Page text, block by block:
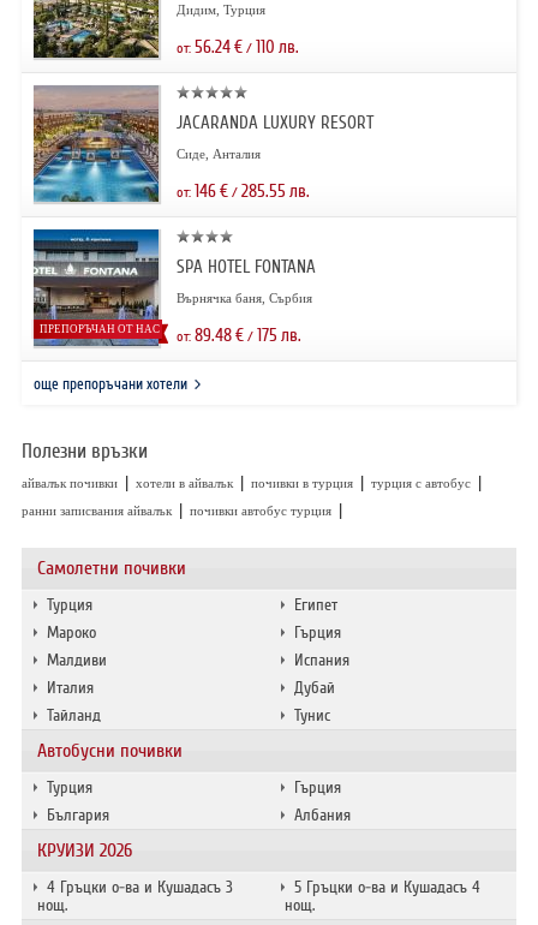
Самолетни почивки
Турция
Египет
Мароко
Гърция
Малдиви
Испания
Италия
Дубай
Тайланд
Тунис
Автобусни почивки
Турция
Гърция
България
Албания
КРУИЗИ 2026
4 Гръцки о-ва и Кушадасъ 3
нощ.
5 Гръцки о-ва и Кушадасъ 4
нощ.
Дидим, Турция
от: 56.24€/ 110 лв.
JACARANDA LUXURY RESORT
Сиде, Анталия
от: 146€/ 285.55 лв.
ПРЕПОРЪЧАН ОТ НАС
SPA HOTEL FONTANA
Върнячка баня, Сърбия
от: 89.48€/ 175 лв.
още препоръчани хотели
Полезни връзки
айвалък почивки | хотели в айвалък | почивки в турция | турция с автобус |
ранни записвания айвалък | почивки автобус турция |